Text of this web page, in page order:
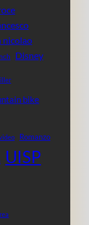
nicolao
Disney
bike
Romanzo
UISP